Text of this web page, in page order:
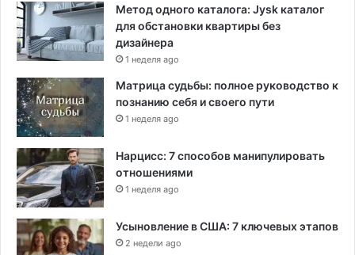
O
V
D
1
9
Метод одного каталога: Jysk каталог
для обстановки квартиры без
дизайнера
1 неделя ago
Матрица судьбы: полное руководство к
познанию себя и своего пути
1 неделя ago
Нарцисс: 7 способов манипулировать
отношениями
1 неделя ago
Усыновление в США: 7 ключевых этапов
2 недели ago